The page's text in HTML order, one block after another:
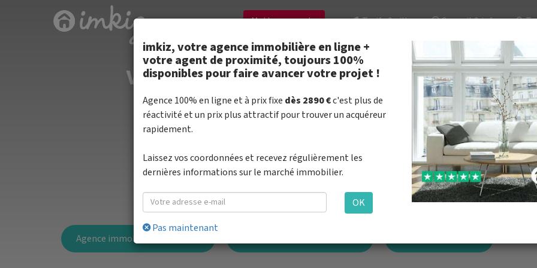
Mettre en vente Tarifs & villes Conseil & infos
Votre agence immobilière en ligne à
2890 € au succès
4,8 sur 5 basé sur 851
Estimez votre bien. Préparez votre vente
Agence immobilière en France
imkiz, votre agence immobilière en ligne +
votre agent de proximité, toujours 100%
disponibles pour faire avancer votre projet !
Agence 100% en ligne et à prix fixe dès 2890 €c'est plus de
réactivité et un prix plus attractif pour trouver un acquéreur
rapidement.
Laissez vos coordonnées et recevez régulièrement les
dernières informations sur le marché immobilier.
OK
Pas maintenant